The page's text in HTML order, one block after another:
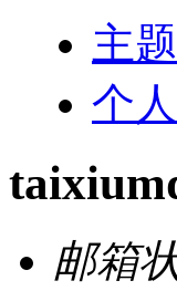
主题
个
邮箱